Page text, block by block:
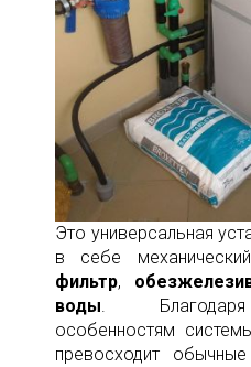
Это универсальная
в себе
фильтр,
воды. Благодаря
особенностям
превосходит